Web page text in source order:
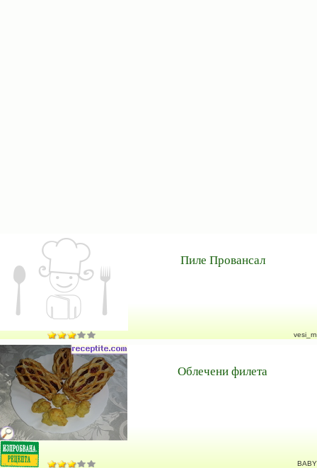
Пиле Провансал
vesi_rn
Облечени филета
BABY